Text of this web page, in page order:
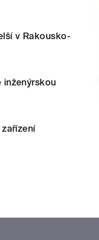
v Rakousko-
inženýrskou